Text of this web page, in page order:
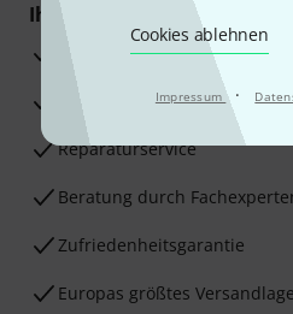
Cookies ablehnen
Impressum ·
Ihre Vorteile
3 Jahre Thomann Garantie
30 Tage Money-Back-
Reparaturservice
Beratung durch
Zufriedenheitsgarantie
Europas größtes